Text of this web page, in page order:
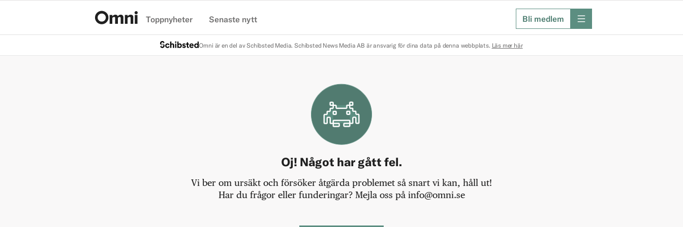
Toppnyheter Senaste nytt Bli medlem meny
Omni är en del av Schibsted Media. Schibsted News Media AB är ansvarig för dina data på denna webbplats. Läs mer här
Oj! Något har gått fel.
Vi ber om ursäkt och försöker åtgärda problemet så snart vi kan, håll ut!
Har du frågor eller funderingar? Mejla oss på info@omni.se